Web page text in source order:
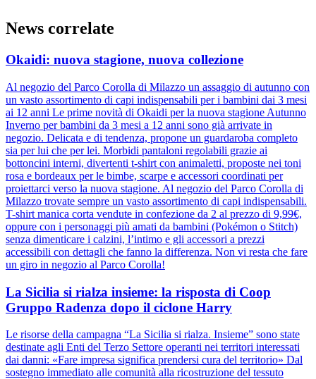
News correlate
Okaidi: nuova stagione, nuova collezione
Al negozio del Parco Corolla di Milazzo un assaggio di autunno con
un vasto assortimento di capi indispensabili per i bambini dai 3 mesi
ai 12 anni Le prime novità di Okaidi per la nuova stagione Autunno
Inverno per bambini da 3 mesi a 12 anni sono già arrivate in
negozio. Delicata e di tendenza, propone un guardaroba completo
sia per lui che per lei. Morbidi pantaloni regolabili grazie ai
bottoncini interni, divertenti t-shirt con animaletti, proposte nei toni
rosa e bordeaux per le bimbe, scarpe e accessori coordinati per
proiettarci verso la nuova stagione. Al negozio del Parco Corolla di
Milazzo trovate sempre un vasto assortimento di capi indispensabili.
T-shirt manica corta vendute in confezione da 2 al prezzo di 9,99€,
oppure con i personaggi più amati da bambini (Pokémon o Stitch)
senza dimenticare i calzini, l’intimo e gli accessori a prezzi
accessibili con dettagli che fanno la differenza. Non vi resta che fare
un giro in negozio al Parco Corolla!
La Sicilia si rialza insieme: la risposta di Coop
Gruppo Radenza dopo il ciclone Harry
Le risorse della campagna “La Sicilia si rialza. Insieme” sono state
destinate agli Enti del Terzo Settore operanti nei territori interessati
dai danni: «Fare impresa significa prendersi cura del territorio» Dal
sostegno immediato alle comunità alla ricostruzione del tessuto